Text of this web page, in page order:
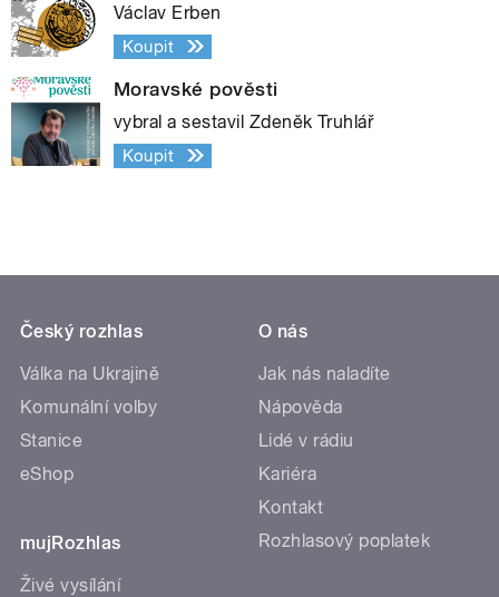
Václav Erben
Koupit
Moravské pověsti
vybral a sestavil Zdeněk Truhlář
Koupit
Český rozhlas
Válka na Ukrajině
Komunální volby
Stanice
eShop
mujRozhlas
Živé vysílání
O nás
Jak nás naladíte
Nápověda
Lidé v rádiu
Kariéra
Kontakt
Rozhlasový poplatek